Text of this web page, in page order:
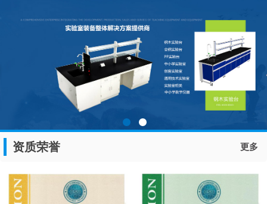
资质荣誉 更多